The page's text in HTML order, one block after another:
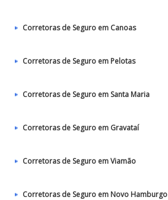
Corretoras de Seguro em Canoas
Corretoras de Seguro em Pelotas
Corretoras de Seguro em Santa Maria
Corretoras de Seguro em Gravataí
Corretoras de Seguro em Viamão
Corretoras de Seguro em Novo Hamburgo